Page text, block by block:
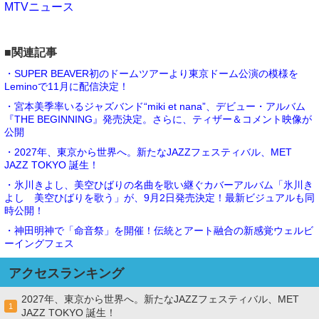
MTVニュース
■関連記事
・SUPER BEAVER初のドームツアーより東京ドーム公演の模様を
Leminoで11月に配信決定！
・宮本美季率いるジャズバンド“miki et nana”、デビュー・アルバム
『THE BEGINNING』発売決定。さらに、ティザー＆コメント映像が
公開
・2027年、東京から世界へ。新たなJAZZフェスティバル、MET
JAZZ TOKYO 誕生！
・氷川きよし、美空ひばりの名曲を歌い継ぐカバーアルバム「氷川き
よし 美空ひばりを歌う」が、9月2日発売決定！最新ビジュアルも同
時公開！
・神田明神で「命音祭」を開催！伝統とアート融合の新感覚ウェルビ
ーイングフェス
アクセスランキング
1
2027年、東京から世界へ。新たなJAZZフェスティバル、MET
JAZZ TOKYO 誕生！